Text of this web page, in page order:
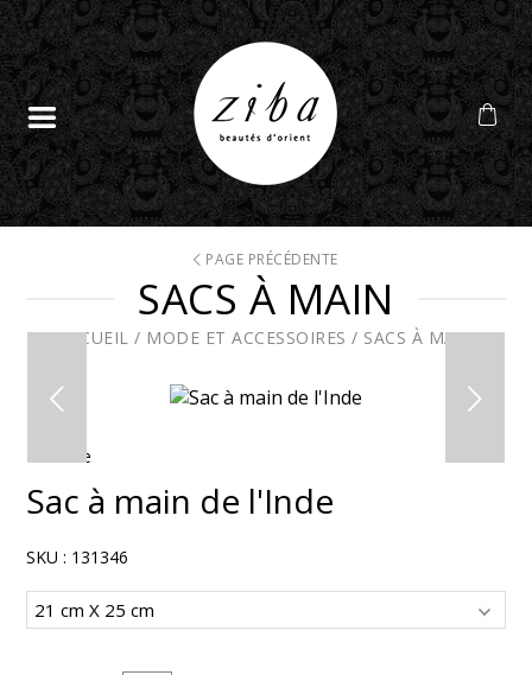
PAGE PRÉCÉDENTE
SACS À MAIN
ACCUEIL / MODE ET ACCESSOIRES / SACS À MAIN
En solde
Sac à main de l'Inde
SKU : 131346